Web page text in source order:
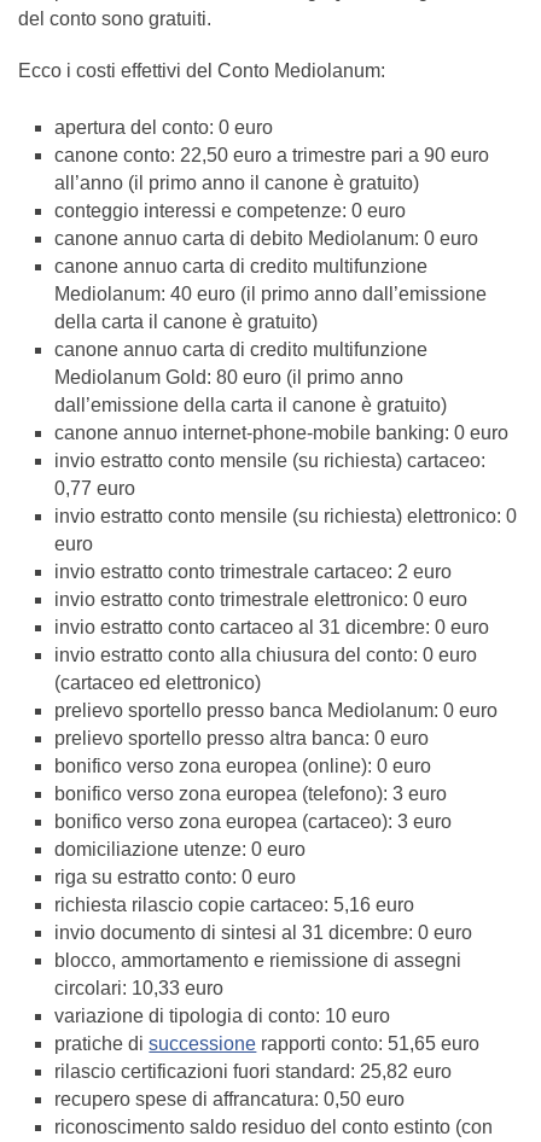
del conto sono gratuiti.
Ecco i costi effettivi del Conto Mediolanum:
apertura del conto: 0 euro
canone conto: 22,50 euro a trimestre pari a 90 euro
all’anno (il primo anno il canone è gratuito)
conteggio interessi e competenze: 0 euro
canone annuo carta di debito Mediolanum: 0 euro
canone annuo carta di credito multifunzione
Mediolanum: 40 euro (il primo anno dall’emissione
della carta il canone è gratuito)
canone annuo carta di credito multifunzione
Mediolanum Gold: 80 euro (il primo anno
dall’emissione della carta il canone è gratuito)
canone annuo internet-phone-mobile banking: 0 euro
invio estratto conto mensile (su richiesta) cartaceo:
0,77 euro
invio estratto conto mensile (su richiesta) elettronico: 0
euro
invio estratto conto trimestrale cartaceo: 2 euro
invio estratto conto trimestrale elettronico: 0 euro
invio estratto conto cartaceo al 31 dicembre: 0 euro
invio estratto conto alla chiusura del conto: 0 euro
(cartaceo ed elettronico)
prelievo sportello presso banca Mediolanum: 0 euro
prelievo sportello presso altra banca: 0 euro
bonifico verso zona europea (online): 0 euro
bonifico verso zona europea (telefono): 3 euro
bonifico verso zona europea (cartaceo): 3 euro
domiciliazione utenze: 0 euro
riga su estratto conto: 0 euro
richiesta rilascio copie cartaceo: 5,16 euro
invio documento di sintesi al 31 dicembre: 0 euro
blocco, ammortamento e riemissione di assegni
circolari: 10,33 euro
variazione di tipologia di conto: 10 euro
pratiche disuccessione rapporti conto: 51,65 euro
rilascio certificazioni fuori standard: 25,82 euro
recupero spese di affrancatura: 0,50 euro
riconoscimento saldo residuo del conto estinto (con